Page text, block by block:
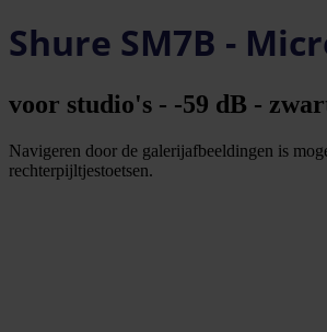
Shure SM7B -
voor studio's - -59 dB -
Navigeren door de galerijafbeeldingen is
rechterpijltjestoetsen.